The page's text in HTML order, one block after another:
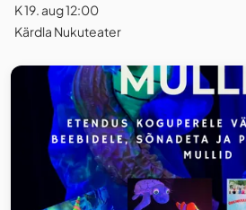
K 19. aug 12:00
Kärdla Nukuteater